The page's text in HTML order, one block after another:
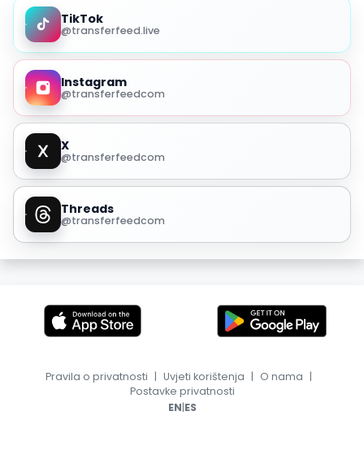
TikTok
@transferfeed.live
Instagram
@transferfeedcom
X
@transferfeedcom
Threads
@transferfeedcom
Pravila o privatnosti | Uvjeti korištenja | O nama |
Postavke privatnosti
EN|ES